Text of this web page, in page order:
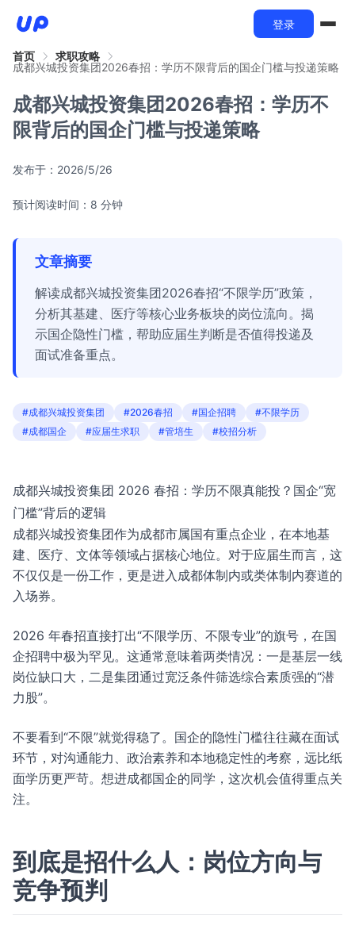
登录
首页
求职攻略
成都兴城投资集团2026春招：学历不限背后的国企门槛与投递策略
成都兴城投资集团2026春招：学历不
限背后的国企门槛与投递策略
发布于： 2026/5/26
预计阅读时间：8 分钟
文章摘要
解读成都兴城投资集团2026春招“不限学历”政策，
分析其基建、医疗等核心业务板块的岗位流向。揭
示国企隐性门槛，帮助应届生判断是否值得投递及
面试准备重点。
#成都兴城投资集团 #2026春招 #国企招聘
#不限学历
#成都国企
#应届生求职 #管培生 #校招分析
成都兴城投资集团 2026 春招：学历不限真能投？国企“宽
门槛”背后的逻辑
成都兴城投资集团作为成都市属国有重点企业，在本地基
建、医疗、文体等领域占据核心地位。对于应届生而言，这
不仅仅是一份工作，更是进入成都体制内或类体制内赛道的
入场券。
2026 年春招直接打出“不限学历、不限专业”的旗号，在国
企招聘中极为罕见。这通常意味着两类情况：一是基层一线
岗位缺口大，二是集团通过宽泛条件筛选综合素质强的“潜
力股”。
不要看到“不限”就觉得稳了。国企的隐性门槛往往藏在面试
环节，对沟通能力、政治素养和本地稳定性的考察，远比纸
面学历更严苛。想进成都国企的同学，这次机会值得重点关
注。
到底是招什么人：岗位方向与
竞争预判